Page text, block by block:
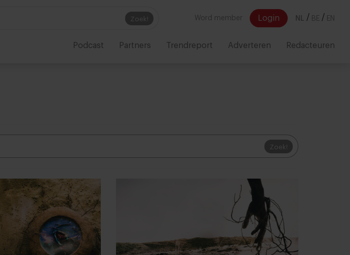
Zoek! Word member Login NL / BE / EN
Podcast Partners Trendreport Adverteren Redacteuren
Zoek!